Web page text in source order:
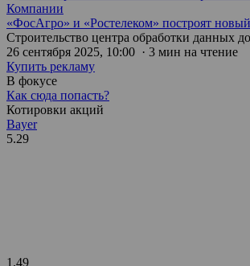
Компании
«ФосАгро» и «Ростелеком» построят
Строительство центра обработки данных
26 сентября 2025, 10:00 · 3 мин на чтение
Купить рекламу
В фокусе
Как сюда попасть?
Котировки акций
Bayer
5.29
1.49